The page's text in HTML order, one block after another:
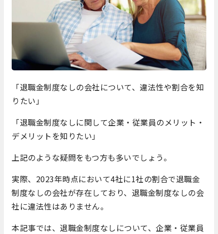
「退職金制度なしの会社について、違法性や割合を知
りたい」
「退職金制度なしに関して企業・従業員のメリット・
デメリットを知りたい」
上記のような疑問をもつ方も多いでしょう。
実際、2023年時点において4社に1社の割合で退職金
制度なしの会社が存在しており、退職金制度なしの会
社に違法性はありません。
本記事では、退職金制度なしについて、企業・従業員